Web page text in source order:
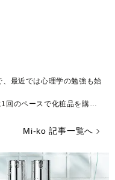
最近では心理学の勉強も始
のペースで化粧品を購入
という方のために、のんび
暖かくする言葉をお届けで
Mi-ko 記事一覧へ